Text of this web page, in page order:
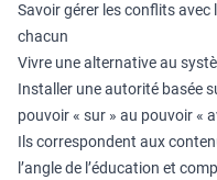
Savoir gérer les conflits avec
chacun
Vivre une alternative au
Installer une autorité basée
pouvoir « sur » au pouvoir «
Ils correspondent aux
l’angle de l’éducation et